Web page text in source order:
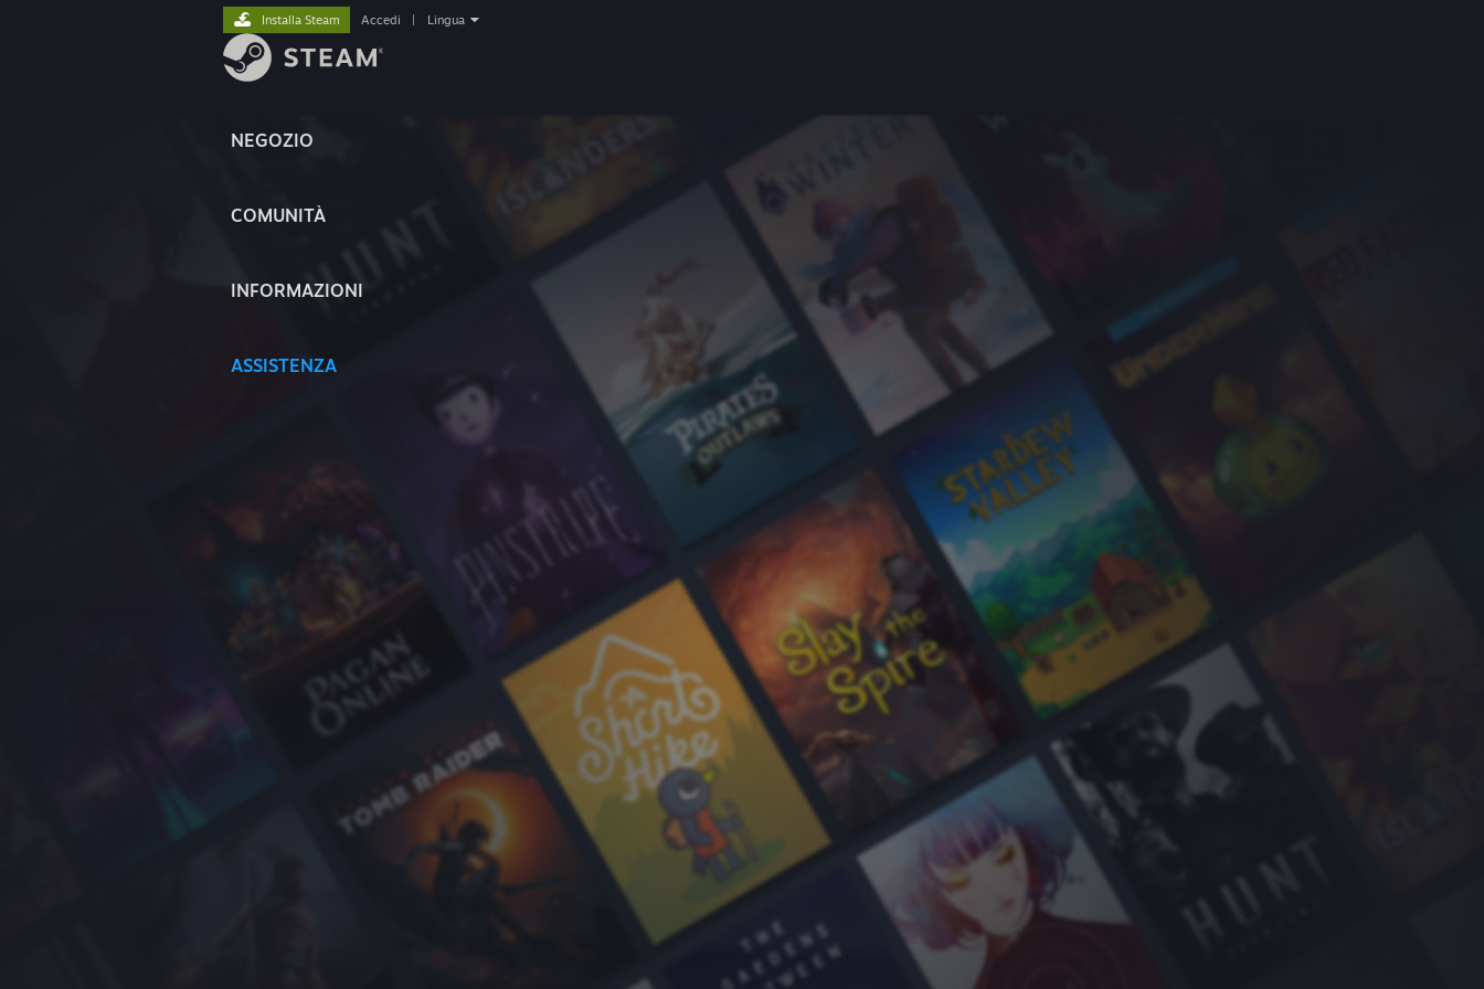
NEGOZIO
COMUNITÀ
INFORMAZIONI
ASSISTENZA
Installa Steam Accedi Lingua